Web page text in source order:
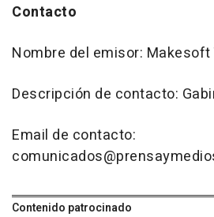
Contacto
Nombre del emisor:
Descripción de contacto:
Email de contacto:
Contenido patrocinado